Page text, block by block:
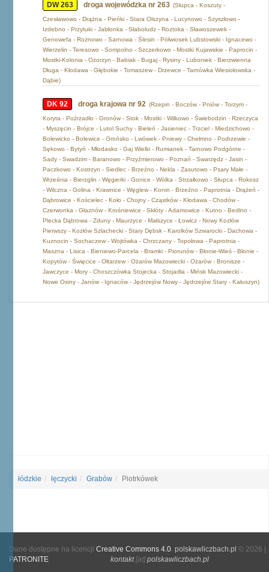
DW 263 droga wojewódzka nr 263 (Słupca - Koszuty -
Czesławowo - Drążna - Pieńki - Stara Olszyna - Lucynowo - Szyszłowo -
Izdebno - Przytuki - Jabłonka - Słaboludz - Roztoka - Sławoszewek -
Genowefa - Rożnowo - Sarnowa - Ślesin - Półwiosek Lubstowski - Ignacewo -
Wierzelin - Teresowo - Sompolno - Szczerkowo - Mostki Kujawskie - Paprocin -
Mostki-Kolonia - Ozorzyn - Babiak - Bugaj - Rysiny - Luboniek - Bierzwienna
Długa - Kłodawa - Głębokie - Tomaszew - Drzewce - Tarnówka Wiesiołowska -
Dąbie)
DK 92 droga krajowa nr 92 (Rzepin - Boczów - Pniów - Torzym -
Koryta - Poźrzadło - Gronów - Stok - Mostki - Wilkowo - Świebodzin - Rzeczyca
- Myszęcin - Brójce - Lutol Suchy - Bieleń - Jasieniec - Trzciel - Miedzichowo -
Bolewicko - Bolewice - Grońsko - Lwówek - Pniewy - Chełmno - Podrzewie -
Sękowo - Bytyń - Młodasko - Gaj Wielki - Rumianek - Tarnowo Podgórne -
Sady - Swadzim - Baranowo - Przyźmierowo - Poznań - Swarzędz - Jasin -
Paczkowo - Kostrzyn - Siedlec - Brzeźno - Nekla - Zasutowo - Psary Małe -
Września - Bierzglin - Węgierki - Gonice - Wólka - Strzałkowo - Słupca - Rokosz
- Wilczna - Golina - Krawnice - Węglew - Konin - Brzeźno - Paprotnia - Drążeń -
Dąbrowice - Kościelec - Koło - Chojny - Cząstków - Kłodawa - Chodów -
Czerwonka - Głaznów - Krośniewice - Skłóty - Adamowice - Kutno - Bedlno -
Plecka Dąbrowa - Zduny - Maurzyce - Małszyce - Łowicz - Nowy Kozłów
Pierwszy - Kozłów Szlachecki - Stary Dębsk - Karolków Szwarocki - Dachowa -
Kuznocin - Sochaczew - Wojtówka - Chrzczany - Topołowa - Paprotnia -
Maszna - Lisica - Bieniewo-Parcela - Bramki - Piorunów - Błonie-Wieś - Błonie -
Kopytów - Święcice - Ołtarzew - Ożarów Mazowiecki - Ożarów - Bronisze -
Jawczyce - Mory - Choszczówka Stojecka - Stojadła - Mińsk Mazowiecki -
Nowe Osiny - Janów - Ignaców - Jędrzejów Nowy - Jędrzejów Stary - Kałuszyn)
łódzkie łęczycki Grabów Piotrkówek
Dane dostępne na licencji Creative Commons 4.0. polskawliczbach.pl © 2026 |
PATRONITE
kontakt[at]polskawliczbach.pl